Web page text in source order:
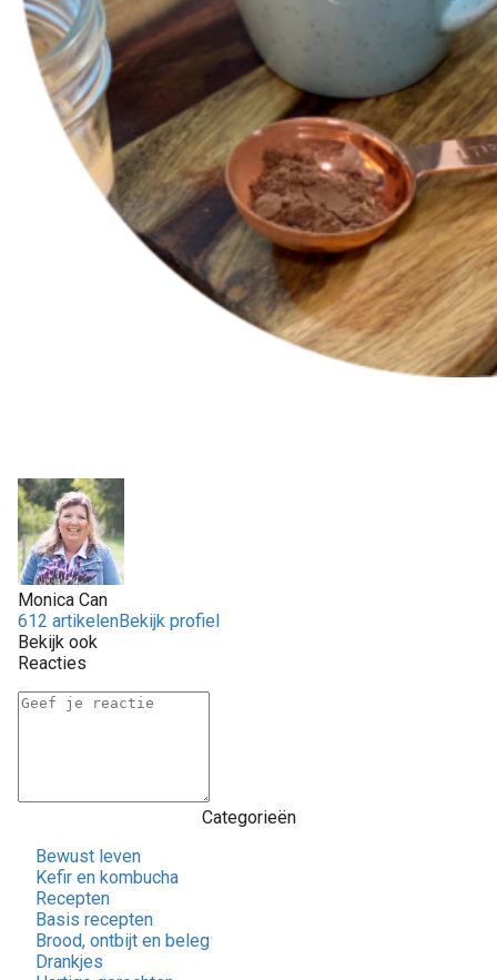
Monica Can
612 artikelenBekijk profiel
Bekijk ook
Reacties
Categorieën
Bewust leven
Kefir en kombucha
Recepten
Basis recepten
Brood, ontbijt en beleg
Drankjes